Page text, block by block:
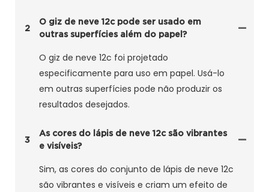
2
O giz de neve 12c pode ser usado em
outras superfícies além do papel?
O giz de neve 12c foi projetado
especificamente para uso em papel. Usá-lo
em outras superfícies pode não produzir os
resultados desejados.
3
As cores do lápis de neve 12c são vibrantes
e visíveis?
Sim, as cores do conjunto de lápis de neve 12c
são vibrantes e visíveis e criam um efeito de